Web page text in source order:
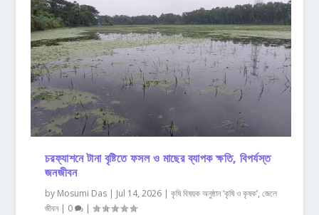
চরফ্যাশনে টানা বৃষ্টিতে ফসল ও মাছের ব্যাপক ক্ষতি, বিপর্যস্ত
জনজীবন
by Mosumi Das| Jul 14, 2026| কৃষি বিষয়ক অনুষ্ঠান ‘কৃষি ও কৃষক’, জেলে
জীবন| 0 |